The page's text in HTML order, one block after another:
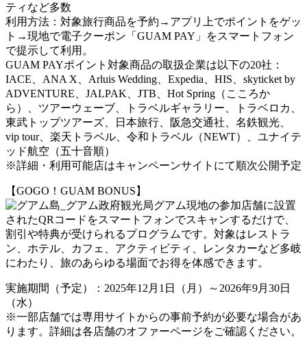
ティなど多数
利用方法：対象旅行商品を予約→アプリ上でポイントをゲッ
ト→現地で電子クーポン「GUAM PAY」をスマートフォン
で提示して利用。
GUAM PAYポイント対象商品の取扱企業は以下の20社：
IACE、ANA X、Arluis Wedding、Expedia、HIS、skyticket by
ADVENTURE、JALPAK、JTB、Hot Spring（こころか
ら）、ツアーウェーブ、トラベルギャラリー、トラベロカ、
東武トップツアーズ、日本旅行、阪急交通社、名鉄観光、
vip tour、楽天トラベル、令和トラベル（NEWT）、ユナイテ
ッド航空（五十音順）
※詳細・利用可能店はキャンペーンサイトにて順次公開予定
【GOGO！GUAM BONUS】
グアム現地の参加店舗に設置
されたQRコードをスマートフォンでスキャンするだけで、
割引や特典が受けられるプログラムです。対象はレストラ
ン、ホテル、カフェ、アクティビティ、レンタカーなど多岐
にわたり、旅のあらゆる場面でお得を体感できます。
実施期間（予定）：2025年12月1日（月）～2026年9月30日
（水）
※一部店舗では専用サイトからの事前予約が必要な場合があ
ります。詳細は各店舗のオファーページをご確認ください。